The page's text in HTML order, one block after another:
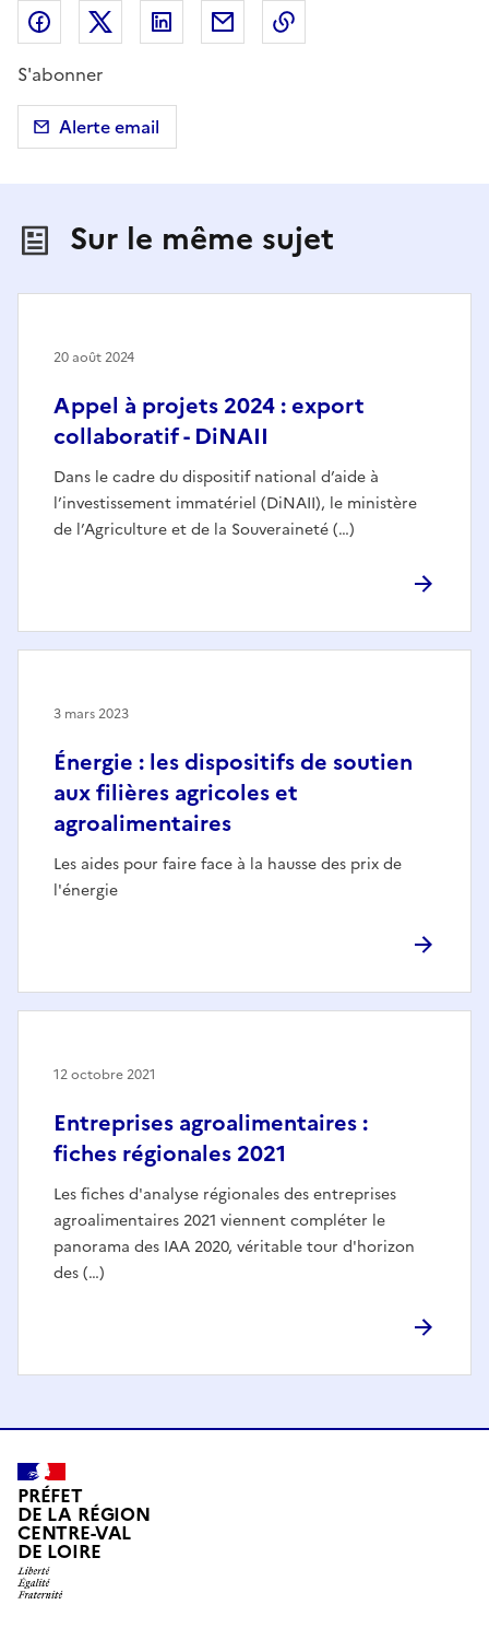
Partager sur Facebook
Partager sur X (anciennement Twitter)
Partager sur LinkedIn
Partager par email
S'abonner
Alerte email
Sur le même sujet
Appel à projets 2024 : export
collaboratif - DiNAII
Dans le cadre du dispositif national d’aide à
l’investissement immatériel (DiNAII), le ministère
de l’Agriculture et de la Souveraineté (…)
20 août 2024
Énergie : les dispositifs de soutien
aux filières agricoles et
agroalimentaires
Les aides pour faire face à la hausse des prix de
l'énergie
3 mars 2023
Entreprises agroalimentaires :
fiches régionales 2021
Les fiches d'analyse régionales des entreprises
agroalimentaires 2021 viennent compléter le
panorama des IAA 2020, véritable tour d'horizon
des (…)
12 octobre 2021
PRÉFET
DE LA RÉGION
CENTRE-VAL
DE LOIRE